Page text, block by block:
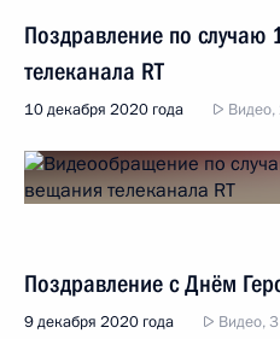
Поздравление по случаю
телеканала RT
10 декабря 2020 года
Поздравление с Днём
9 декабря 2020 года Видео,